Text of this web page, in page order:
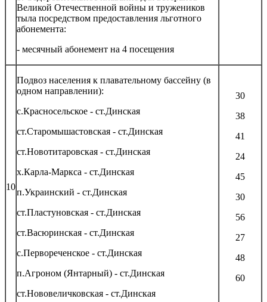
Великой Отечественной войны и тружеников
тыла посредством предоставления льготного
абонемента:
- месячный абонемент на 4 посещения
10
Подвоз населения к плавательному бассейну (в
одном направлении):
с.Красносельское - ст.Динская
ст.Старомышастовская - ст.Динская
ст.Новотитаровская - ст.Динская
х.Карла-Маркса - ст.Динская
п.Украинский - ст.Динская
ст.Пластуновская - ст.Динская
ст.Васюринская - ст.Динская
с.Первореченское - ст.Динская
п.Агроном (Янтарный) - ст.Динская
ст.Нововеличковская - ст.Динская
30
38
41
24
45
30
56
27
48
60